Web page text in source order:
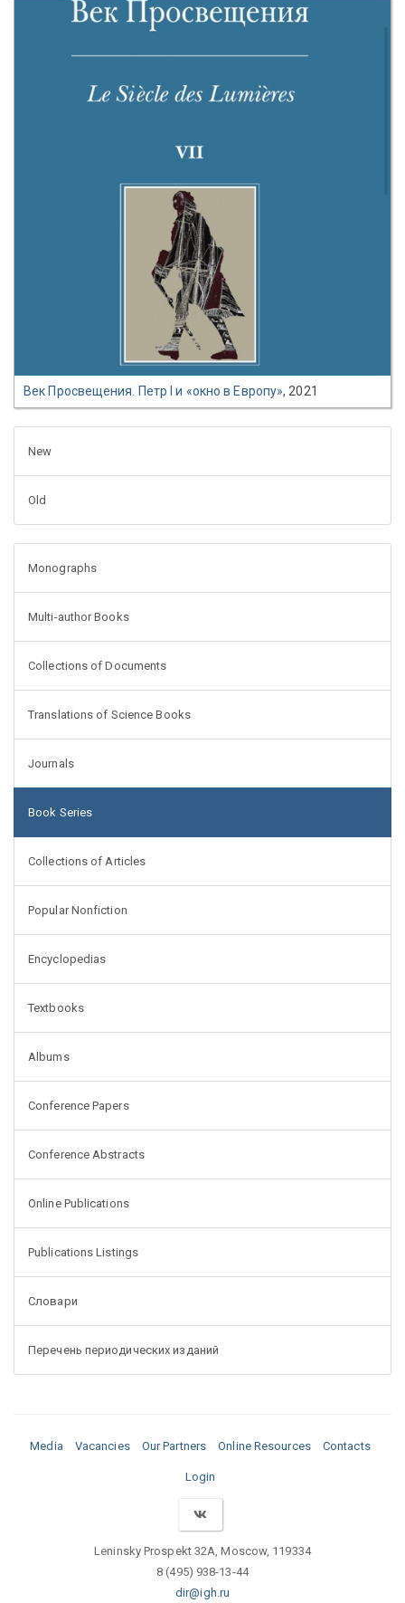
Век Просвещения. Петр I и «окно в Европу», 2021
New
Old
Monographs
Multi-author Books
Collections of Documents
Translations of Science Books
Journals
Book Series
Collections of Articles
Popular Nonfiction
Encyclopedias
Textbooks
Albums
Conference Papers
Conference Abstracts
Online Publications
Publications Listings
Словари
Перечень периодических изданий
Media Vacancies Our Partners Online Resources Contacts
Login
Leninsky Prospekt 32A, Moscow, 119334
8 (495) 938-13-44
dir@igh.ru